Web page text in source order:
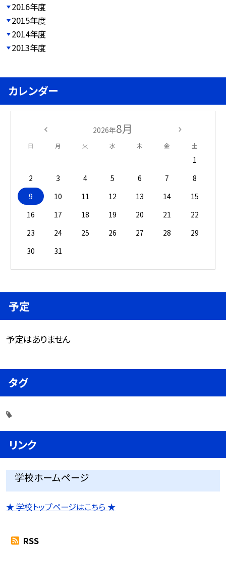
2016年度
2015年度
2014年度
2013年度
カレンダー
2026年8月
日 月 火 水 木 金 土
1
2
3 4 5 6 7
8
9
10 11 12 13 14
15
16
17 18 19 20 21
22
23
24 25 26 27 28
29
30
31
予定
予定はありません
タグ
リンク
学校ホームページ
★ 学校トップページはこちら ★
RSS